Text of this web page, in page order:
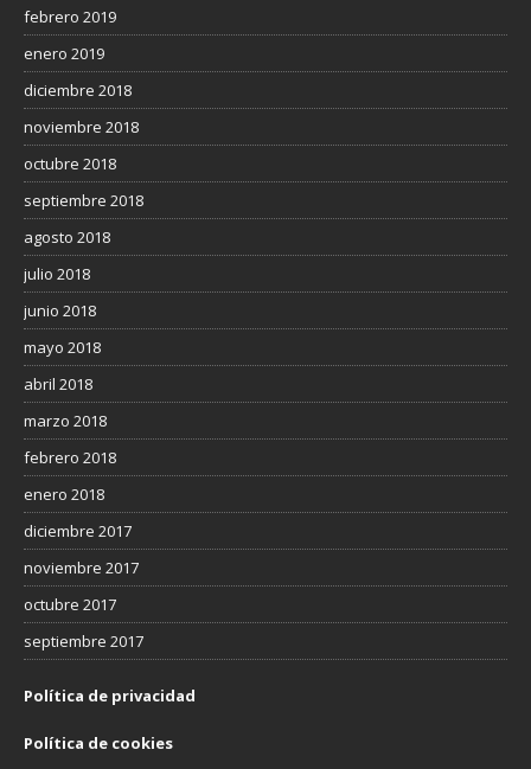
febrero 2019
enero 2019
diciembre 2018
noviembre 2018
octubre 2018
septiembre 2018
agosto 2018
julio 2018
junio 2018
mayo 2018
abril 2018
marzo 2018
febrero 2018
enero 2018
diciembre 2017
noviembre 2017
octubre 2017
septiembre 2017
Política de privacidad
Política de cookies